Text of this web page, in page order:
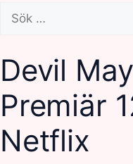
efter:
Devil
Premiär
Netflix